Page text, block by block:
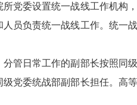
党委设置统一战线工作机构
员负责统一战线工作。统一
管日常工作的副部长按照同
党委统战部副部长担任。高